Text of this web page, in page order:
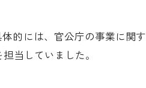
的には、官公庁の事業に関す
当していました。